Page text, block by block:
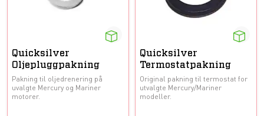
Quicksilver
Oljepluggpakning
Pakning til oljedrenering på
uvalgte Mercury og Mariner
motorer.
Quicksilver
Termostatpakning
Original pakning til termostat for
utvalgte Mercury/Mariner
modeller.